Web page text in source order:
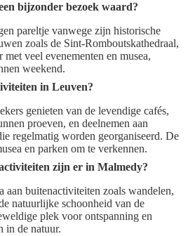
bijzonder bezoek waard?
pareltje vanwege zijn historische
zoals de Sint-Romboutskathedraal,
veel evenementen en musea,
weekend.
in Leuven?
genieten van de levendige cafés,
proeven, en deelnemen aan
regelmatig worden georganiseerd. De
en parken om te verkennen.
zijn er in Malmedy?
aan buitenactiviteiten zoals wandelen,
natuurlijke schoonheid van de
plek voor ontspanning en
in de natuur.